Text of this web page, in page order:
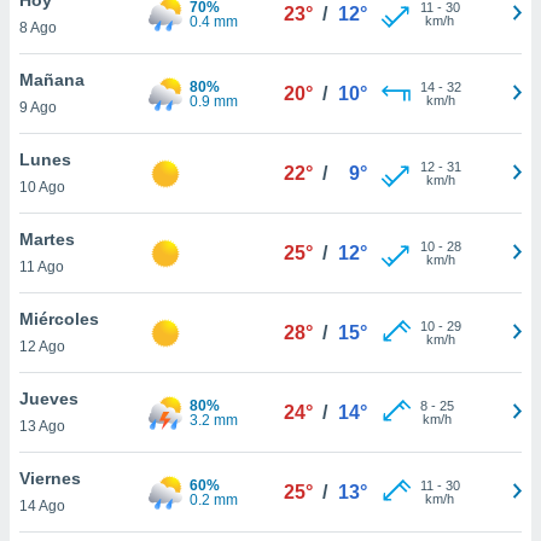
y
en
más
de
8 Ago
70%
0.4 mm
23° / 12° 11 - 30
km/h
Mañana
9 Ago
80%
0.9 mm
20° / 10° 14- 32
km/h
Lunes
10 Ago
22° / 9° 12- 31
km/h
Martes
11 Ago
25° / 12° 10- 28
km/h
Miércoles
12 Ago
28° / 15° 10- 29
km/h
Jueves
13 Ago
80%
3.2 mm
24° / 14° 8- 25
km/h
Viernes
14 Ago
60%
0.2 mm
25° / 13° 11 - 30
km/h